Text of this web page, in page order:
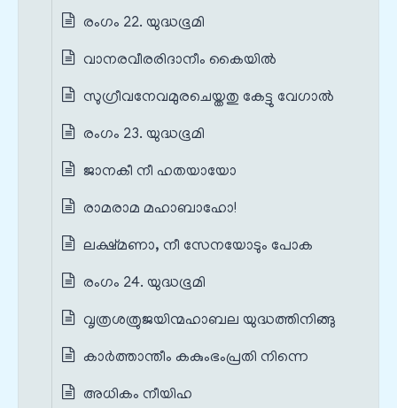
രംഗം 22. യുദ്ധഭൂമി
വാനരവീരരിദാനീം കൈയിൽ
സുഗ്രീവനേവമുരചെയ്തതു കേട്ടു വേഗാൽ
രംഗം 23. യുദ്ധഭൂമി
ജാനകീ നീ ഹതയായോ
രാമരാമ മഹാബാഹോ!
ലക്ഷ്മണാ, നീ സേനയോടും പോക
രംഗം 24. യുദ്ധഭൂമി
വൃത്രശത്രുജയിന്മഹാബല യുദ്ധത്തിനിങ്ങു
കാർത്താന്തീം കകുംഭംപ്രതി നിന്നെ
അധികം നീയിഹ